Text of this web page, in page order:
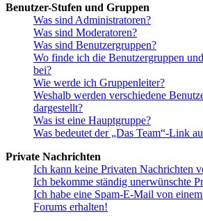
Benutzer-Stufen und Gruppen
Was sind Administratoren?
Was sind Moderatoren?
Was sind Benutzergruppen?
Wo finde ich die Benutzergruppen
bei?
Wie werde ich Gruppenleiter?
Weshalb werden verschiedene
dargestellt?
Was ist eine Hauptgruppe?
Was bedeutet der „Das Team“-Link
Private Nachrichten
Ich kann keine Privaten Nachrichten
Ich bekomme ständig unerwünschte
Ich habe eine Spam-E-Mail von
Forums erhalten!